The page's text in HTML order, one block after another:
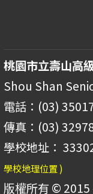
桃園市立壽山高
Shou Shan
電話：(03)
傳真：(03)
學校地址：
學校地理位置 )
版權所有 © 2015